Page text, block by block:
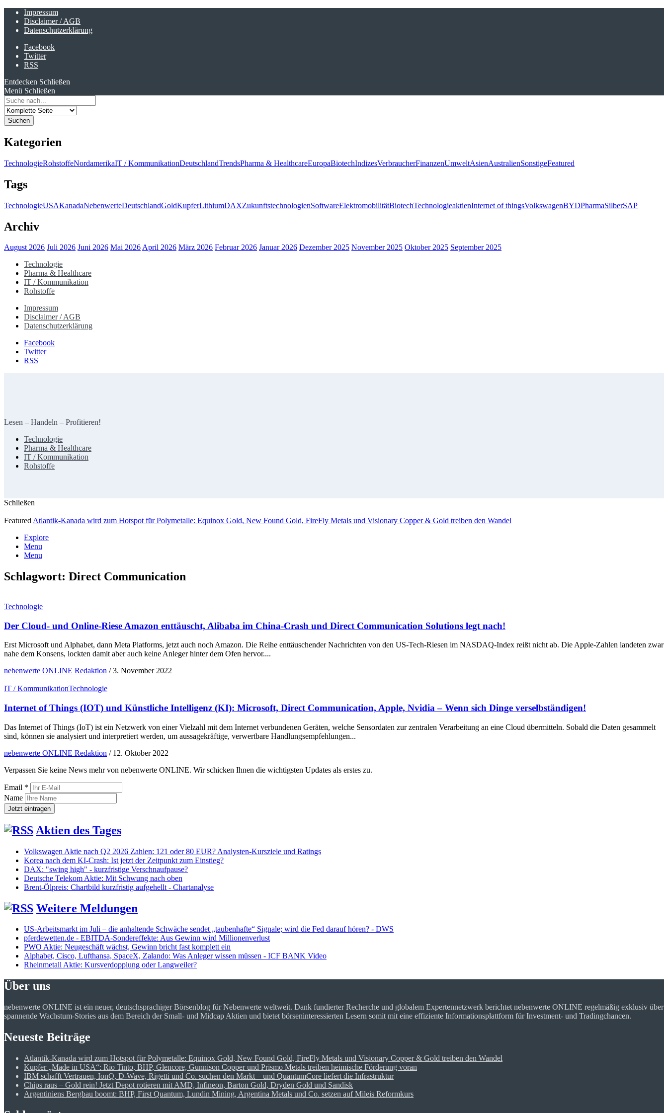
Impressum
Disclaimer / AGB
Datenschutzerklärung
Facebook
Twitter
RSS
Entdecken Schließen
Menü Schließen
Search
for:
Kategorien
TechnologieRohstoffeNordamerikaIT / KommunikationDeutschlandTrendsPharma & HealthcareEuropaBiotechIndizesVerbraucherFinanzenUmweltAsienAustralienSonstigeFeatured
Tags
TechnologieUSAKanadaNebenwerteDeutschlandGoldKupferLithiumDAXZukunftstechnologienSoftwareElektromobilitätBiotechTechnologieaktienInternet of thingsVolkswagenBYDPharmaSilberSAP
Archiv
August 2026 Juli 2026 Juni 2026 Mai 2026April 2026 März 2026 Februar 2026 Januar 2026 Dezember 2025 November 2025 Oktober 2025 September 2025
Technologie
Pharma & Healthcare
IT / Kommunikation
Rohstoffe
Impressum
Disclaimer / AGB
Datenschutzerklärung
Facebook
Twitter
RSS
Lesen – Handeln – Profitieren!
Technologie
Pharma & Healthcare
IT / Kommunikation
Rohstoffe
Schließen
Featured Atlantik-Kanada wird zum Hotspot für Polymetalle: Equinox Gold, New Found Gold, FireFly Metals und Visionary Copper & Gold treiben den Wandel
Explore
Menu
Menu
Schlagwort: Direct Communication
Technologie
Der Cloud- und Online-Riese Amazon enttäuscht, Alibaba im China-Crash und Direct Communication Solutions legt nach!
Erst Microsoft und Alphabet, dann Meta Platforms, jetzt auch noch Amazon. Die Reihe enttäuschender Nachrichten von den US-Tech-Riesen im NASDAQ-Index reißt nicht ab. Die Apple-Zahlen landeten zwar
nahe dem Konsens, lockten damit aber auch keine Anleger hinter dem Ofen hervor....
nebenwerte ONLINE Redaktion / 3. November 2022
IT / KommunikationTechnologie
Internet of Things (IOT) und Künstliche Intelligenz (KI): Microsoft, Direct Communication, Apple, Nvidia – Wenn sich Dinge verselbständigen!
Das Internet of Things (IoT) ist ein Netzwerk von einer Vielzahl mit dem Internet verbundenen Geräten, welche Sensordaten zur zentralen Verarbeitung an eine Cloud übermitteln. Sobald die Daten gesammelt
sind, können sie analysiert und interpretiert werden, um aussagekräftige, verwertbare Handlungsempfehlungen...
nebenwerte ONLINE Redaktion / 12. Oktober 2022
Verpassen Sie keine News mehr von nebenwerte ONLINE. Wir schicken Ihnen die wichtigsten Updates als erstes zu.
Email *
Name
Aktien des Tages
Volkswagen Aktie nach Q2 2026 Zahlen: 121 oder 80 EUR? Analysten-Kursziele und Ratings
Korea nach dem KI-Crash: Ist jetzt der Zeitpunkt zum Einstieg?
DAX: "swing high" - kurzfristige Verschnaufpause?
Deutsche Telekom Aktie: Mit Schwung nach oben
Brent-Ölpreis: Chartbild kurzfristig aufgehellt - Chartanalyse
Weitere Meldungen
US-Arbeitsmarkt im Juli – die anhaltende Schwäche sendet „taubenhafte“ Signale; wird die Fed darauf hören? - DWS
pferdewetten.de - EBITDA-Sondereffekte: Aus Gewinn wird Millionenverlust
PWO Aktie: Neugeschäft wächst, Gewinn bricht fast komplett ein
Alphabet, Cisco, Lufthansa, SpaceX, Zalando: Was Anleger wissen müssen - ICF BANK Video
Rheinmetall Aktie: Kursverdopplung oder Langweiler?
Über uns
nebenwerte ONLINE ist ein neuer, deutschsprachiger Börsenblog für Nebenwerte weltweit. Dank fundierter Recherche und globalem Expertennetzwerk berichtet nebenwerte ONLINE regelmäßig exklusiv über
spannende Wachstum-Stories aus dem Bereich der Small- und Midcap Aktien und bietet börseninteressierten Lesern somit mit eine effiziente Informationsplattform für Investment- und Tradingchancen.
Neueste Beiträge
Atlantik-Kanada wird zum Hotspot für Polymetalle: Equinox Gold, New Found Gold, FireFly Metals und Visionary Copper & Gold treiben den Wandel
Kupfer „Made in USA“: Rio Tinto, BHP, Glencore, Gunnison Copper und Prismo Metals treiben heimische Förderung voran
IBM schafft Vertrauen, IonQ, D-Wave, Rigetti und Co. suchen den Markt – und QuantumCore liefert die Infrastruktur
Chips raus – Gold rein! Jetzt Depot rotieren mit AMD, Infineon, Barton Gold, Dryden Gold und Sandisk
Argentiniens Bergbau boomt: BHP, First Quantum, Lundin Mining, Argentina Metals und Co. setzen auf Mileis Reformkurs